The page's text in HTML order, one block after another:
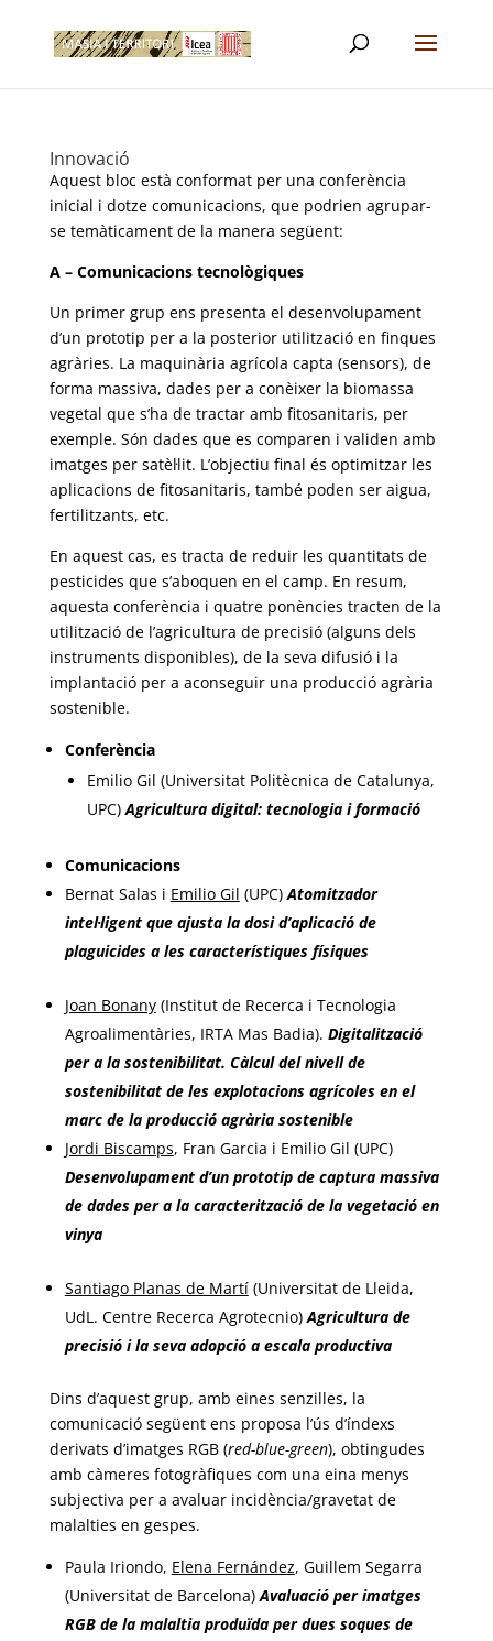
Innovació
Aquest bloc està conformat per una conferència
inicial i dotze comunicacions, que podrien agrupar-
se temàticament de la manera següent:
A – Comunicacions tecnològiques
Un primer grup ens presenta el desenvolupament
d’un prototip per a la posterior utilització en finques
agràries. La maquinària agrícola capta (sensors), de
forma massiva, dades per a conèixer la biomassa
vegetal que s’ha de tractar amb fitosanitaris, per
exemple. Són dades que es comparen i validen amb
imatges per satèl·lit. L’objectiu final és optimitzar les
aplicacions de fitosanitaris, també poden ser aigua,
fertilitzants, etc.
En aquest cas, es tracta de reduir les quantitats de
pesticides que s’aboquen en el camp. En resum,
aquesta conferència i quatre ponències tracten de la
utilització de l’agricultura de precisió (alguns dels
instruments disponibles), de la seva difusió i la
implantació per a aconseguir una producció agrària
sostenible.
Conferència
Emilio Gil (Universitat Politècnica de Catalunya,
UPC)Agricultura digital: tecnologia i formació
Comunicacions
Bernat Salas i Emilio Gil (UPC)Atomitzador
intel·ligent que ajusta la dosi d’aplicació de
plaguicides a les característiques físiques
Joan Bonany(Institut de Recerca i Tecnologia
Agroalimentàries, IRTA Mas Badia). Digitalització
per a la sostenibilitat. Càlcul del nivell de
sostenibilitat de les explotacions agrícoles en el
marc de la producció agrària sostenible
Jordi Biscamps, Fran Garcia i Emilio Gil (UPC)
Desenvolupament d’un prototip de captura massiva
de dades per a la caracterització de la vegetació en
vinya
Santiago Planas de Martí(Universitat de Lleida,
UdL. Centre Recerca Agrotecnio)Agricultura de
precisió i la seva adopció a escala productiva
Dins d’aquest grup, amb eines senzilles, la
comunicació següent ens proposa l’ús d’índexs
derivats d’imatges RGB (red-blue-green), obtingudes
amb càmeres fotogràfiques com una eina menys
subjectiva per a avaluar incidència/gravetat de
malalties en gespes.
Paula Iriondo, Elena Fernández, Guillem Segarra
(Universitat de Barcelona)Avaluació per imatges
RGB de la malaltia produïda per dues soques de